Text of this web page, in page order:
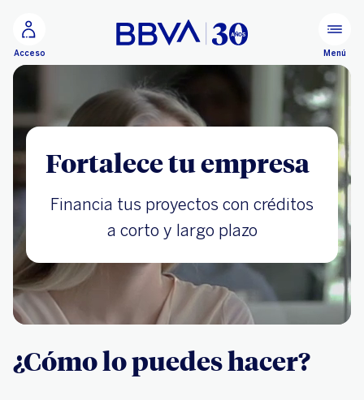
Acceso Menú
Fortalece tu empresa
Financia tus proyectos con créditos
a corto y largo plazo
¿Cómo lo puedes hacer?